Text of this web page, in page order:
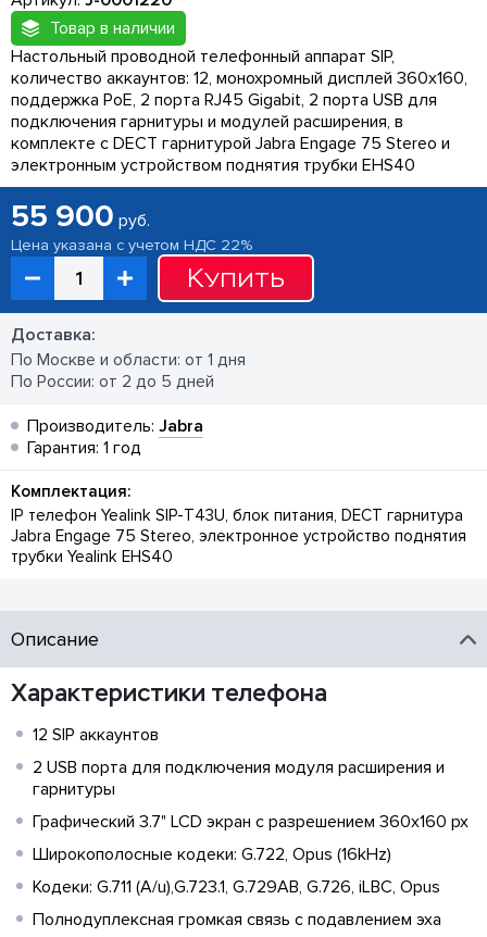
Товар в наличии
Настольный проводной телефонный аппарат SIP,
количество аккаунтов: 12, монохромный дисплей 360х160,
поддержка PoE, 2 порта RJ45 Gigabit, 2 порта USB для
подключения гарнитуры и модулей расширения, в
комплекте с DECT гарнитурой Jabra Engage 75 Stereo и
электронным устройством поднятия трубки EHS40
55 900 руб.
Цена указана с учетом НДС 22%
Купить
Доставка:
По Москве и области: от 1 дня
По России: от 2 до 5 дней
Производитель: Jabra
Гарантия: 1 год
Комплектация:
IP телефон Yealink SIP-T43U, блок питания, DECT гарнитура
Jabra Engage 75 Stereo, электронное устройство поднятия
трубки Yealink EHS40
Описание
Характеристики телефона
12 SIP аккаунтов
2 USB порта для подключения модуля расширения и
гарнитуры
Графический 3.7" LCD экран с разрешением 360х160 px
Широкополосные кодеки: G.722, Opus (16kHz)
Кодеки: G.711 (A/u),G.723.1, G.729AB, G.726, iLBC, Opus
Полнодуплексная громкая связь с подавлением эха